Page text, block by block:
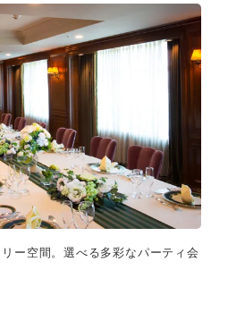
ー空間。選べる多彩なパーティ会